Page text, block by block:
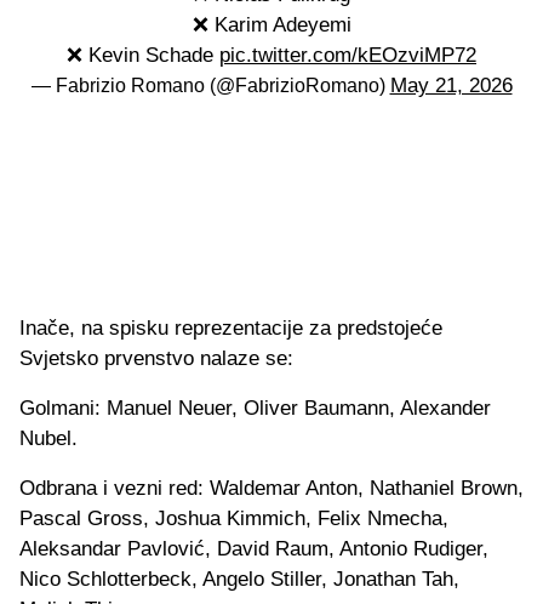
❌ Karim Adeyemi
❌ Kevin Schade pic.twitter.com/kEOzviMP72
— Fabrizio Romano (@FabrizioRomano) May 21, 2026
Inače, na spisku reprezentacije za predstojeće
Svjetsko prvenstvo nalaze se:
Golmani: Manuel Neuer, Oliver Baumann, Alexander
Nubel.
Odbrana i vezni red: Waldemar Anton, Nathaniel Brown,
Pascal Gross, Joshua Kimmich, Felix Nmecha,
Aleksandar Pavlović, David Raum, Antonio Rudiger,
Nico Schlotterbeck, Angelo Stiller, Jonathan Tah,